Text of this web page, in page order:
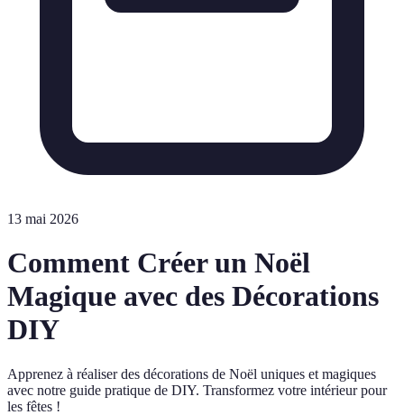
13 mai 2026
Comment Créer un Noël
Magique avec des Décorations
DIY
Apprenez à réaliser des décorations de Noël uniques et magiques
avec notre guide pratique de DIY. Transformez votre intérieur pour
les fêtes !